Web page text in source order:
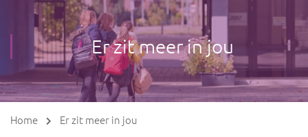
Er zit meer in jou
Home Er zit meer in jou